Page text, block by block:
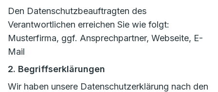
Den Datenschutzbeauftragten des
Verantwortlichen erreichen Sie wie folgt:
Musterfirma, ggf. Ansprechpartner, Webseite, E-
Mail
2. Begriffserklärungen
Wir haben unsere Datenschutzerklärung nach den